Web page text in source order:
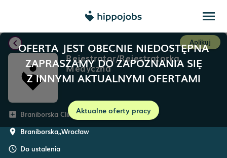
menu
OFERTA JEST OBECNIE NIEDOSTĘPNA
ZAPRASZAMY DO ZAPOZNANIA SIĘ
Z INNYMI AKTUALNYMI OFERTAMI
Aktualne oferty pracy
chevron_left Aplikuj
Rejestrator/Rejestratorka
Medyczna
add_box Braniborska Clinic
room Braniborska,,Wrocław
schedule Do ustalenia